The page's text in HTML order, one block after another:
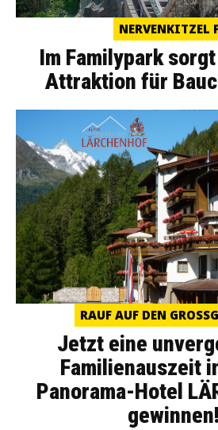
NERVENKITZEL
Im Familypark
Attraktion für
RAUF AUF DEN
Jetzt eine
Familienauszeit
Panorama-Hotel
gewinnen!